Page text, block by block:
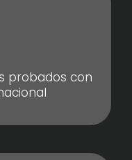
probados con